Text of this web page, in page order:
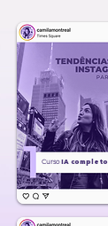
CursoIA completo